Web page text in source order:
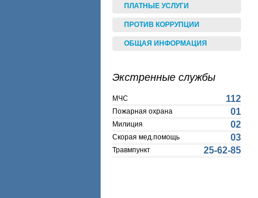
ПЛАТНЫЕ УСЛУГИ
ПРОТИВ КОРРУПЦИИ
ОБЩАЯ ИНФОРМАЦИЯ
Экстренные службы
МЧС 112
Пожарная охрана 01
Милиция 02
Скорая мед.помощь 03
Травмпункт 25-62-85